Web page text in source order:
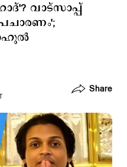
വാട്സാപ്പ്
Share